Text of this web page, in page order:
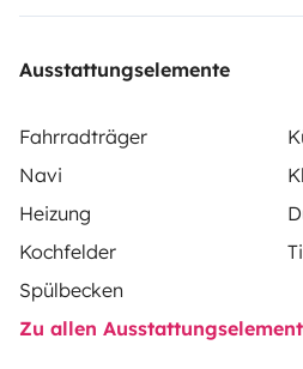
angezeigte Betrag ist bindend.
Ausstattungselemente
Fahrradträger
Navi
Heizung
Kochfelder
Spülbecken
Zu allen